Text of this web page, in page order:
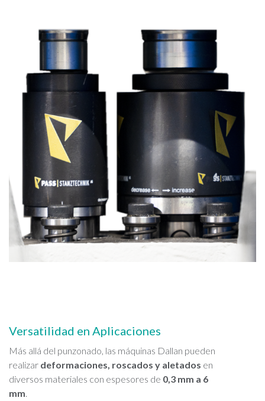
Versatilidad en Aplicaciones
Más allá del punzonado, las máquinas Dallan pueden
realizar deformaciones, roscados y aletados en
diversos materiales con espesores de 0,3 mm a 6
mm.